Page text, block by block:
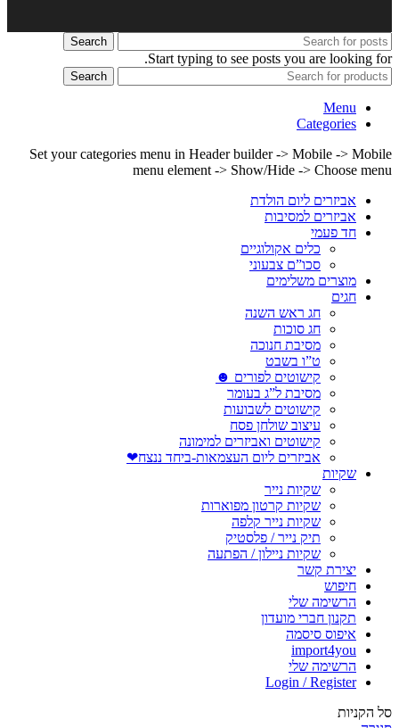
Search
Start typing to see posts you are looking for.
Search
Menu
Categories
Set your categories menu in Header builder -> Mobile -> Mobile
menu element -> Show/Hide -> Choose menu
אביזרים ליום הולדת
אביזרים למסיבות
חד פעמי
כלים אקולוגיים
סכו”ם צבעוני
מוצרים משלימים
חגים
חג ראש השנה
חג סוכות
מסיבת חנוכה
ט”ו בשבט
קישוטים לפורים ☻
מסיבת ל”ג בעומר
קישוטים לשבועות
עיצוב שולחן פסח
קישוטים ואביזרים למימונה
אביזרים ליום העצמאות-ביחד ננצח❤
שקיות
שקיות נייר
שקיות קרטון מפוארות
שקיות נייר קלפה
תיק נייר / פלסטיק
שקיות ניילון / הפתעה
יצירת קשר
חיפוש
הרשימה שלי
תקנון חברי מועדון
איפוס סיסמה
import4you
הרשימה שלי
Login / Register
סל הקניות